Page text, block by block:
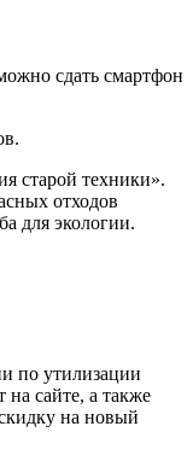
старой техники».
отходов
для экологии.
по утилизации
сайте, а также
на новый